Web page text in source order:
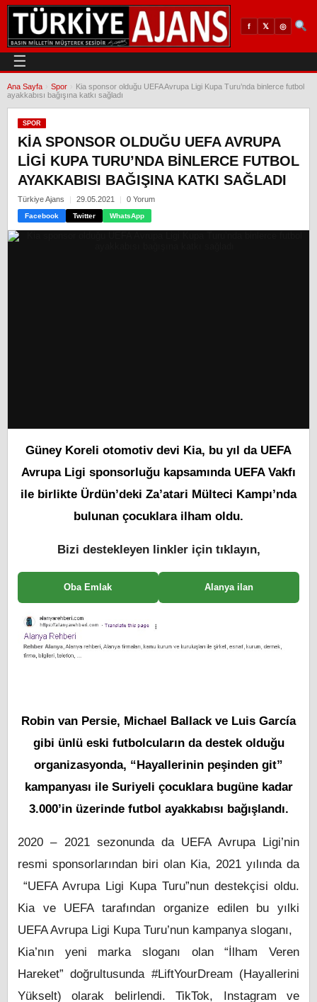
f 𝕏 ◎
☰
Ana Sayfa Spor
Kia sponsor olduğu UEFA Avrupa Ligi Kupa Turu’nda binlerce futbol
ayakkabısı bağışına katkı sağladı
SPOR
KIA SPONSOR OLDUĞU UEFA AVRUPA
LIGI KUPA TURU’NDA BINLERCE FUTBOL
AYAKKABISI BAĞIŞINA KATKI SAĞLADI
Türkiye Ajans 29.05.2021 0 Yorum
Facebook Twitter WhatsApp
Güney Koreli otomotiv devi Kia, bu yıl da UEFA
Avrupa Ligi sponsorluğu kapsamında UEFA Vakfı
ile birlikte Ürdün’deki Za’atari Mülteci Kampı’nda
bulunan çocuklara ilham oldu.
Bizi destekleyen linkler için tıklayın,
Oba Emlak Alanya ilan
Robin van Persie, Michael Ballack ve Luis García
gibi ünlü eski futbolcuların da destek olduğu
organizasyonda, “Hayallerinin peşinden git”
kampanyası ile Suriyeli çocuklara bugüne kadar
3.000’in üzerinde futbol ayakkabısı bağışlandı.
2020 – 2021 sezonunda da UEFA Avrupa Ligi’nin
resmi sponsorlarından biri olan Kia, 2021 yılında da
“UEFA Avrupa Ligi Kupa Turu”nun destekçisi oldu.
Kia ve UEFA tarafından organize edilen bu yılki
UEFA Avrupa Ligi Kupa Turu’nun kampanya sloganı,
Kia’nın yeni marka sloganı olan “İlham Veren
Hareket” doğrultusunda #LiftYourDream (Hayallerini
Yükselt) olarak belirlendi. TikTok, Instagram ve